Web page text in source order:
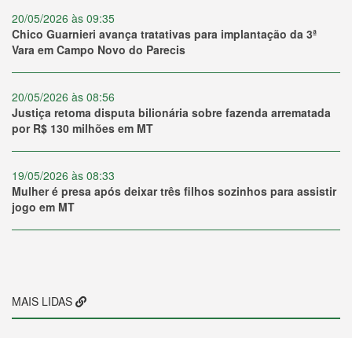
20/05/2026 às 09:35
Chico Guarnieri avança tratativas para implantação da 3ª
Vara em Campo Novo do Parecis
20/05/2026 às 08:56
Justiça retoma disputa bilionária sobre fazenda arrematada
por R$ 130 milhões em MT
19/05/2026 às 08:33
Mulher é presa após deixar três filhos sozinhos para assistir
jogo em MT
MAIS LIDAS